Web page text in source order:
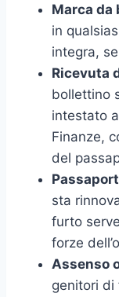
Marca da
in
integra,
Ricevuta
bollettino
intestato
Finanze,
del
sta
furto
forze
Assenso
genitori di